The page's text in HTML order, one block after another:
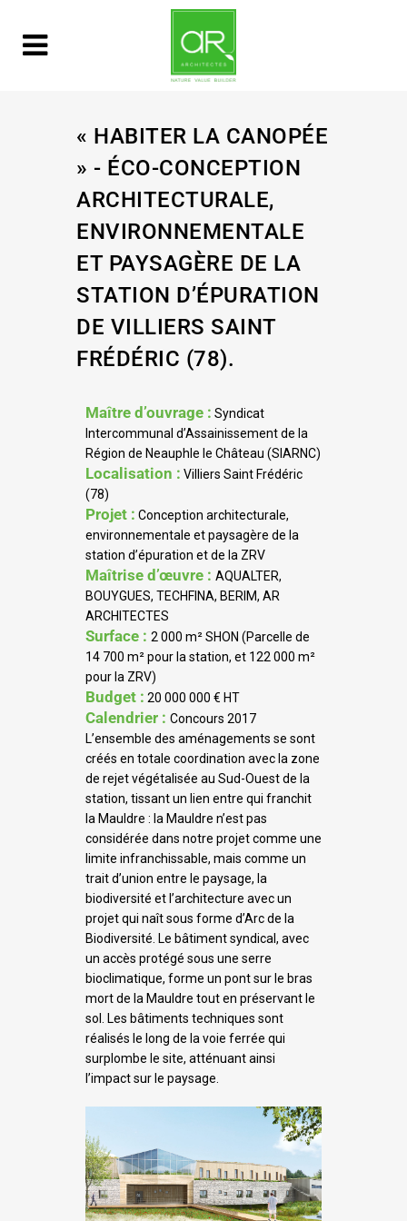
« HABITER LA CANOPÉE
» - ÉCO-CONCEPTION
ARCHITECTURALE,
ENVIRONNEMENTALE
ET PAYSAGÈRE DE LA
STATION D’ÉPURATION
DE VILLIERS SAINT
FRÉDÉRIC (78).
Maître d’ouvrage : Syndicat
Intercommunal d’Assainissement de la
Région de Neauphle le Château (SIARNC)
Localisation : Villiers Saint Frédéric
(78)
Projet : Conception architecturale,
environnementale et paysagère de la
station d’épuration et de la ZRV
Maîtrise d’œuvre : AQUALTER,
BOUYGUES, TECHFINA, BERIM, AR
ARCHITECTES
Surface : 2 000 m² SHON (Parcelle de
14 700 m² pour la station, et 122 000 m²
pour la ZRV)
Budget : 20 000 000 € HT
Calendrier : Concours 2017
L’ensemble des aménagements se sont
créés en totale coordination avec la zone
de rejet végétalisée au Sud-Ouest de la
station, tissant un lien entre qui franchit
la Mauldre : la Mauldre n’est pas
considérée dans notre projet comme une
limite infranchissable, mais comme un
trait d’union entre le paysage, la
biodiversité et l’architecture avec un
projet qui naît sous forme d’Arc de la
Biodiversité. Le bâtiment syndical, avec
un accès protégé sous une serre
bioclimatique, forme un pont sur le bras
mort de la Mauldre tout en préservant le
sol. Les bâtiments techniques sont
réalisés le long de la voie ferrée qui
surplombe le site, atténuant ainsi
l’impact sur le paysage.